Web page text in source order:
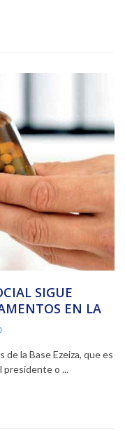
SIGUE
EN LA
la Base Ezeiza, que es
presidente o ...